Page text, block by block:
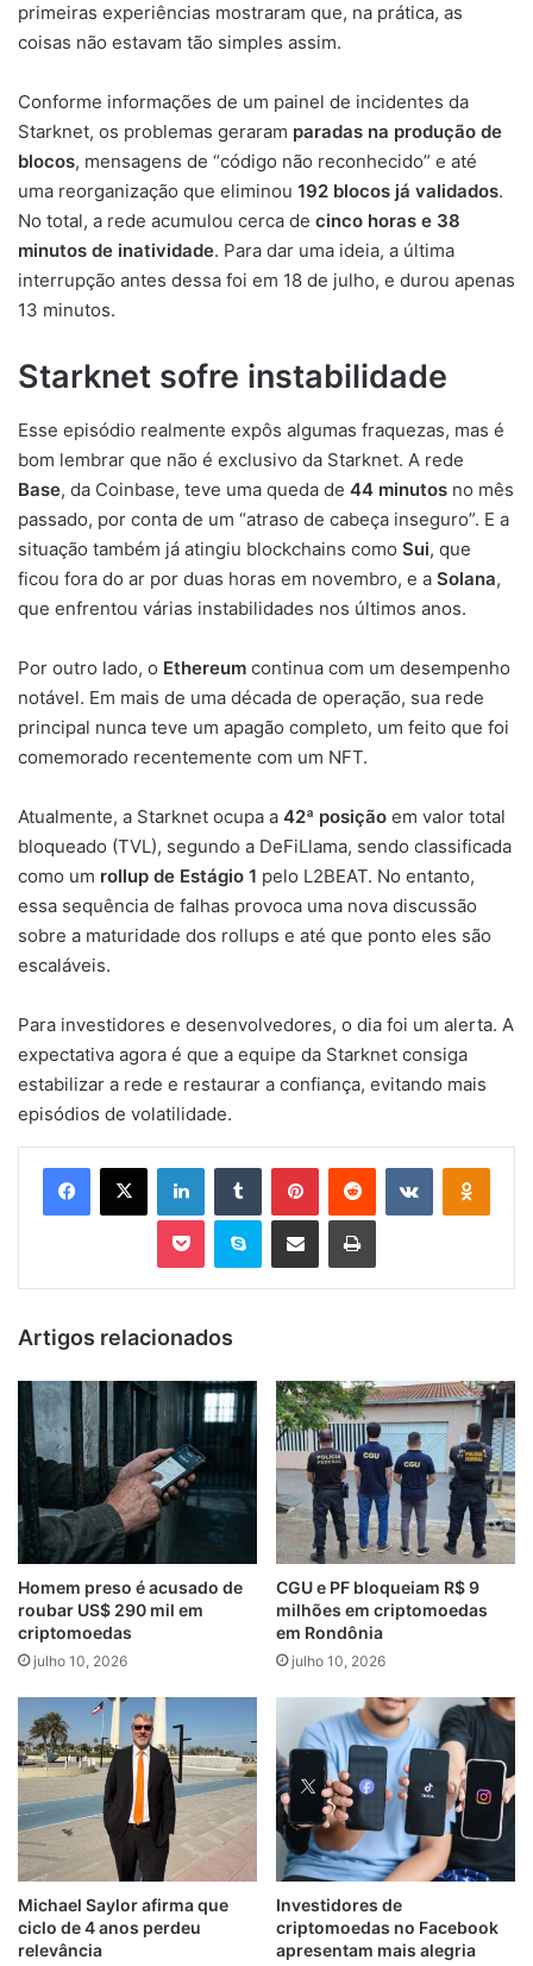
primeiras experiências mostraram que, na prática, as
coisas não estavam tão simples assim.
Conforme informações de um painel de incidentes da
Starknet, os problemas geraram paradas na produção de
blocos, mensagens de “código não reconhecido” e até
uma reorganização que eliminou 192 blocos já validados.
No total, a rede acumulou cerca de cinco horas e 38
minutos de inatividade. Para dar uma ideia, a última
interrupção antes dessa foi em 18 de julho, e durou apenas
13 minutos.
Starknet sofre instabilidade
Esse episódio realmente expôs algumas fraquezas, mas é
bom lembrar que não é exclusivo da Starknet. A rede
Base, da Coinbase, teve uma queda de 44 minutos no mês
passado, por conta de um “atraso de cabeça inseguro”. E a
situação também já atingiu blockchains como Sui, que
ficou fora do ar por duas horas em novembro, e a Solana,
que enfrentou várias instabilidades nos últimos anos.
Por outro lado, o Ethereum continua com um desempenho
notável. Em mais de uma década de operação, sua rede
principal nunca teve um apagão completo, um feito que foi
comemorado recentemente com um NFT.
Atualmente, a Starknet ocupa a 42ª posição em valor total
bloqueado (TVL), segundo a DeFiLlama, sendo classificada
como um rollup de Estágio 1 pelo L2BEAT. No entanto,
essa sequência de falhas provoca uma nova discussão
sobre a maturidade dos rollups e até que ponto eles são
escaláveis.
Para investidores e desenvolvedores, o dia foi um alerta. A
expectativa agora é que a equipe da Starknet consiga
estabilizar a rede e restaurar a confiança, evitando mais
episódios de volatilidade.
Facebook
X LinkedinTumblr PinterestReddit VK OK
Pocket Skype Compartilhar via e-mail Imprimir
Artigos relacionados
Homem preso é acusado de
roubar US$ 290 mil em
criptomoedas
julho 10, 2026
CGU e PF bloqueiam R$ 9
milhões em criptomoedas
em Rondônia
julho 10, 2026
Michael Saylor afirma que
ciclo de 4 anos perdeu
relevância
Investidores de
criptomoedas no Facebook
apresentam mais alegria